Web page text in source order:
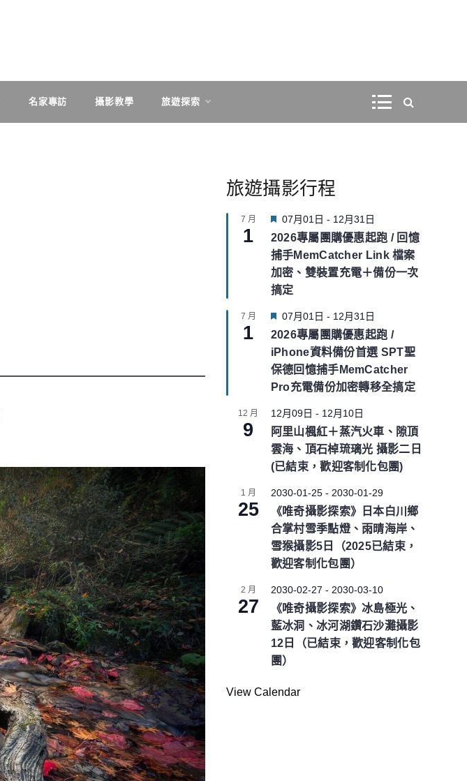
名家專訪 攝影教學 旅遊探索
旅遊攝影行程
7 月
1
F
e
a
t
u
r
e
d
07月01日 - 12月31日
2026專屬團購優惠起跑 / 回憶
捕手MemCatcher Link 檔案
加密、雙裝置充電＋備份一次
搞定
7 月
1
F
e
a
t
u
e
d
07月01日 - 12月31日
2026專屬團購優惠起跑 /
iPhone資料備份首選 SPT聖
保德回憶捕手MemCatcher
Pro充電備份加密轉移全搞定
12 月
9
12月09日 - 12月10日
阿里山楓紅＋蒸汽火車、隙頂
雲海、頂石棹琉璃光 攝影二日
(已結束，歡迎客制化包團)
1 月
25
2030-01-25- 2030-01-29
《唯奇攝影探索》日本白川鄉
合掌村雪季點燈、雨晴海岸、
雪猴攝影5日（2025已結束，
歡迎客制化包團）
2 月
27
2030-02-27 - 2030-03-10
《唯奇攝影探索》冰島極光、
藍冰洞、冰河湖鑽石沙灘攝影
12日（已結束，歡迎客制化包
團）
View Calendar